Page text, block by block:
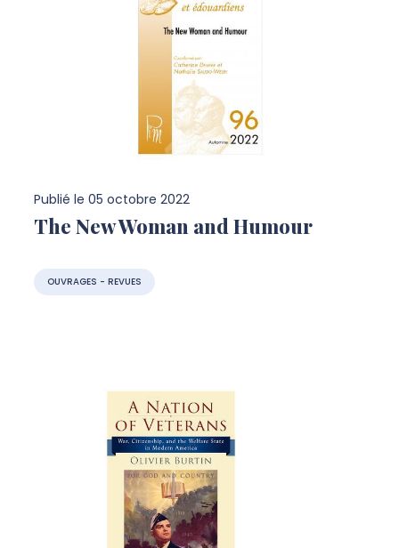
Publié le 05 octobre 2022
The New Woman and Humour
OUVRAGES - REVUES